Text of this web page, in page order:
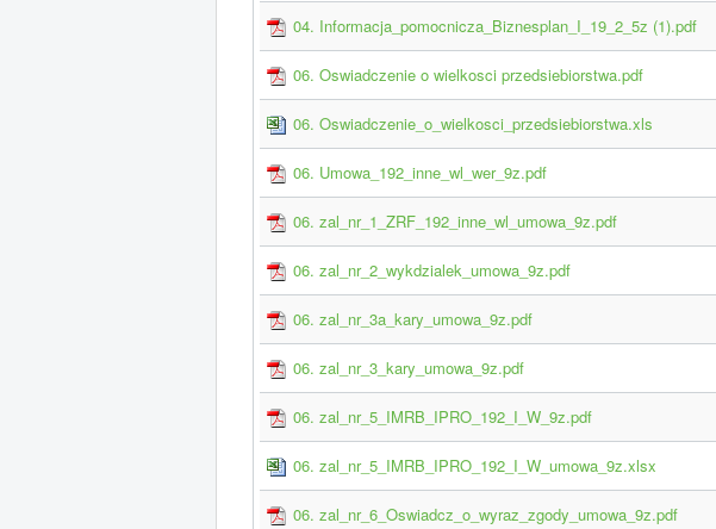
04. Informacja_pomocnicza_Biznesplan_I_19_2_5z (1).pdf
06. Oswiadczenie o wielkosci przedsiebiorstwa.pdf
06. Oswiadczenie_o_wielkosci_przedsiebiorstwa.xls
06. Umowa_192_inne_wl_wer_9z.pdf
06. zal_nr_1_ZRF_192_inne_wl_umowa_9z.pdf
06. zal_nr_2_wykdzialek_umowa_9z.pdf
06. zal_nr_3a_kary_umowa_9z.pdf
06. zal_nr_3_kary_umowa_9z.pdf
06. zal_nr_5_IMRB_IPRO_192_I_W_9z.pdf
06. zal_nr_5_IMRB_IPRO_192_I_W_umowa_9z.xlsx
06. zal_nr_6_Oswiadcz_o_wyraz_zgody_umowa_9z.pdf